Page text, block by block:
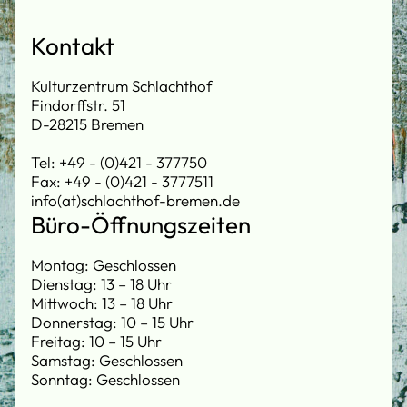
Kontakt
Kulturzentrum Schlachthof
Findorffstr. 51
D-28215 Bremen
Tel: +49 - (0)421 - 377750
Fax: +49 - (0)421 - 3777511
info(at)schlachthof-bremen.de
Büro-Öffnungszeiten
Montag: Geschlossen
Dienstag: 13 – 18 Uhr
Mittwoch: 13 – 18 Uhr
Donnerstag: 10 – 15 Uhr
Freitag: 10 – 15 Uhr
Samstag: Geschlossen
Sonntag: Geschlossen